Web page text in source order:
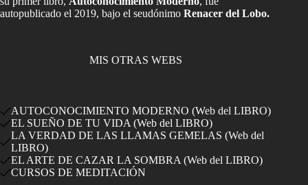
autopublicado el 2019, bajo el seudónimo Renacer del Lobo.
MIS OTRAS WEBS
AUTOCONOCIMIENTO MODERNO (Web del LIBRO)
EL SUEÑO DE TU VIDA (Web del LIBRO)
LA VERDAD DE LAS LLAMAS GEMELAS (Web del
LIBRO)
EL ARTE DE CAZAR LA SOMBRA (Web del LIBRO)
CURSOS DE MEDITACIÓN